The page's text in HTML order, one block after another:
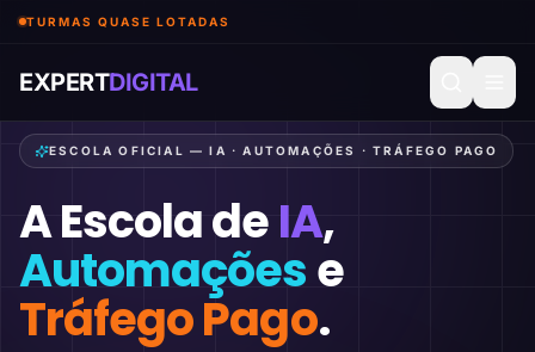
TURMAS QUASE LOTADAS
EXPERTDIGITAL
ESCOLA OFICIAL — IA · AUTOMAÇÕES · TRÁFEGO PAGO
A Escola deIA,
Automaçõese
Tráfego Pago.